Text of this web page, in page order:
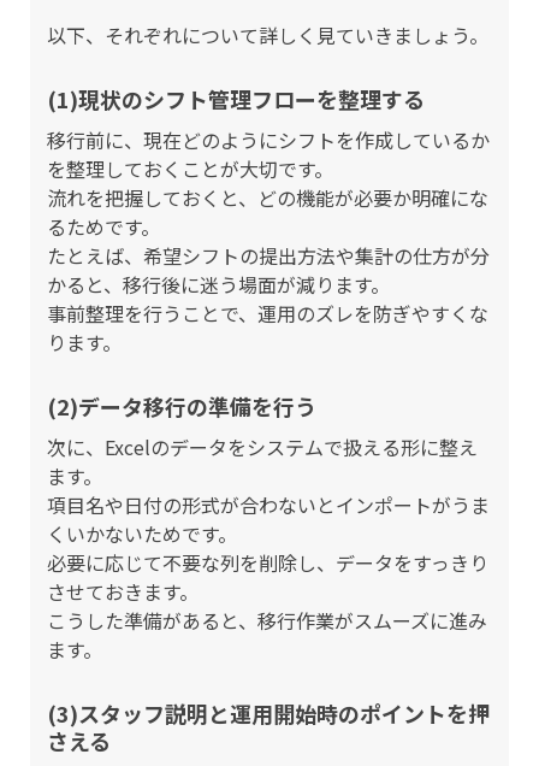
以下、それぞれについて詳しく見ていきましょう。
(1)現状のシフト管理フローを整理する
移行前に、現在どのようにシフトを作成しているか
を整理しておくことが大切です。
流れを把握しておくと、どの機能が必要か明確にな
るためです。
たとえば、希望シフトの提出方法や集計の仕方が分
かると、移行後に迷う場面が減ります。
事前整理を行うことで、運用のズレを防ぎやすくな
ります。
(2)データ移行の準備を行う
次に、Excelのデータをシステムで扱える形に整え
ます。
項目名や日付の形式が合わないとインポートがうま
くいかないためです。
必要に応じて不要な列を削除し、データをすっきり
させておきます。
こうした準備があると、移行作業がスムーズに進み
ます。
(3)スタッフ説明と運用開始時のポイントを押
さえる